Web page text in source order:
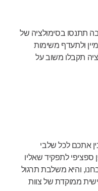
תתנסו בסימולציה של
ולתעדף משימות
תקבלו משוב על
אתכם לכל שלבי
ספציפי לתפקיד שאליו
והיא משלבת תרגול
ממוקדת של צוות